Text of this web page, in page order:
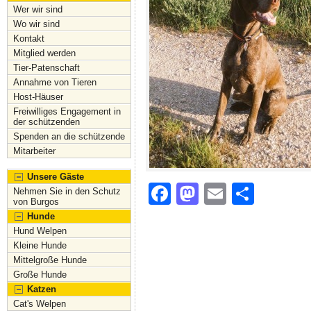
Wer wir sind
Wo wir sind
Kontakt
Mitglied werden
Tier-Patenschaft
Annahme von Tieren
Host-Häuser
Freiwilliges Engagement in
der schützenden
Spenden an die schützende
Mitarbeiter
Unsere Gäste
Nehmen Sie in den Schutz
von Burgos
Hunde
Hund Welpen
Kleine Hunde
Mittelgroße Hunde
Große Hunde
Katzen
Cat's Welpen
F
M
E